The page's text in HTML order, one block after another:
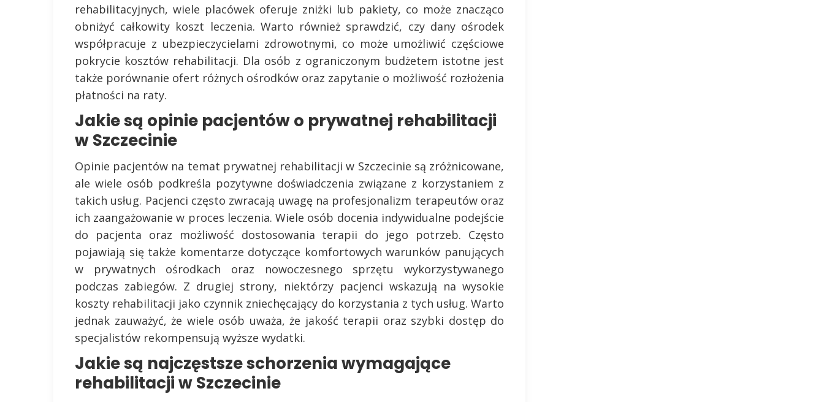
rehabilitacyjnych, wiele placówek oferuje zniżki lub pakiety, co może znacząco
obniżyć całkowity koszt leczenia. Warto również sprawdzić, czy dany ośrodek
współpracuje z ubezpieczycielami zdrowotnymi, co może umożliwić częściowe
pokrycie kosztów rehabilitacji. Dla osób z ograniczonym budżetem istotne jest
także porównanie ofert różnych ośrodków oraz zapytanie o możliwość rozłożenia
płatności na raty.
Jakie są opinie pacjentów o prywatnej rehabilitacji
w Szczecinie
Opinie pacjentów na temat prywatnej rehabilitacji w Szczecinie są zróżnicowane,
ale wiele osób podkreśla pozytywne doświadczenia związane z korzystaniem z
takich usług. Pacjenci często zwracają uwagę na profesjonalizm terapeutów oraz
ich zaangażowanie w proces leczenia. Wiele osób docenia indywidualne podejście
do pacjenta oraz możliwość dostosowania terapii do jego potrzeb. Często
pojawiają się także komentarze dotyczące komfortowych warunków panujących
w prywatnych ośrodkach oraz nowoczesnego sprzętu wykorzystywanego
podczas zabiegów. Z drugiej strony, niektórzy pacjenci wskazują na wysokie
koszty rehabilitacji jako czynnik zniechęcający do korzystania z tych usług. Warto
jednak zauważyć, że wiele osób uważa, że jakość terapii oraz szybki dostęp do
specjalistów rekompensują wyższe wydatki.
Jakie są najczęstsze schorzenia wymagające
rehabilitacji w Szczecinie